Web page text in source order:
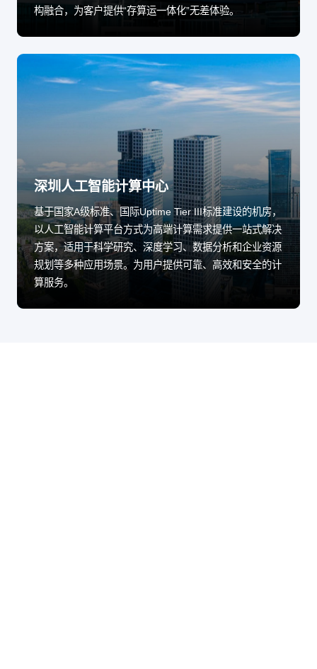
构融合，为客户提供“存算运一体化”无差体验。
深圳人工智能计算中心
基于国家A级标准、国际Uptime Tier III标准建设的机房，
以人工智能计算平台方式为高端计算需求提供一站式解决
方案，适用于科学研究、深度学习、数据分析和企业资源
规划等多种应用场景。为用户提供可靠、高效和安全的计
算服务。